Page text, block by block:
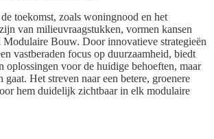
toekomst, zoals woningnood en het
van milieuvraagstukken, vormen kansen
Bouw. Door innovatieve strategieën
vastberaden focus op duurzaamheid, biedt
oplossingen voor de huidige behoeften, maar
Het streven naar een betere, groenere
hem duidelijk zichtbaar in elk modulaire